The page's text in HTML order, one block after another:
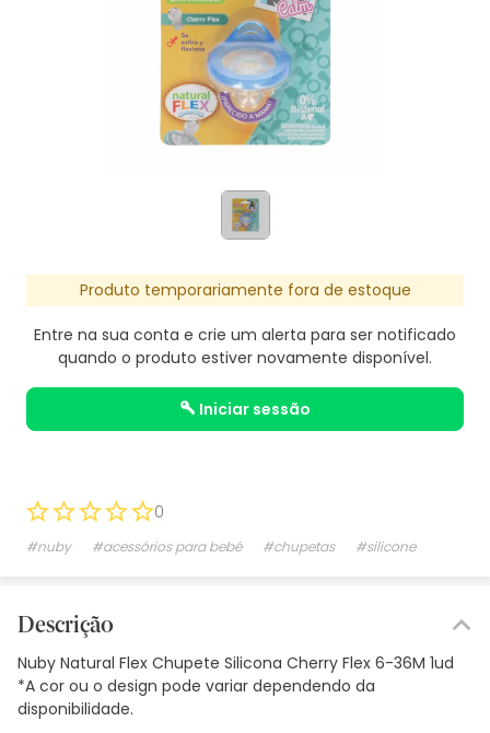
Produto temporariamente fora de estoque
Entre na sua conta e crie um alerta para ser notificado
quando o produto estiver novamente disponível.
iniciar sessão
0
#nuby #acessórios para bebé #chupetas #silicone
Descrição
Nuby Natural Flex Chupete Silicona Cherry Flex 6-36M 1ud
*A cor ou o design pode variar dependendo da
disponibilidade.